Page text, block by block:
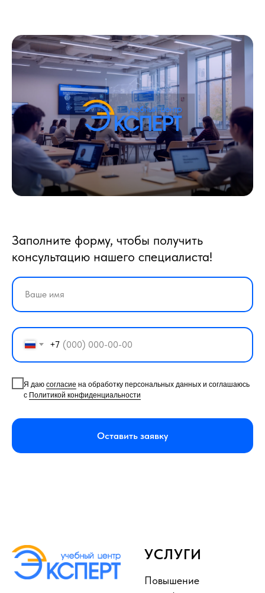
Заполните форму, чтобы получить
консультацию нашего специалиста!
+7
Я даю согласие на обработку персональных данных и соглашаюсь
с Политикой конфиденциальности
Оставить заявку
УСЛУГИ
Повышение